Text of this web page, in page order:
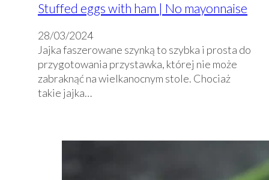
Stuffed eggs with ham | No mayonnaise
28/03/2024
Jajka faszerowane szynką to szybka i prosta do
przygotowania przystawka, której nie może
zabraknąć na wielkanocnym stole. Chociaż
takie jajka…